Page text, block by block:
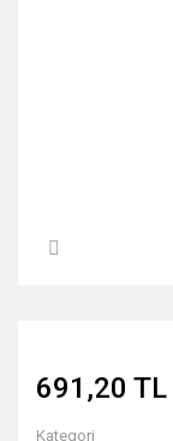
691,20 TL
Kategori